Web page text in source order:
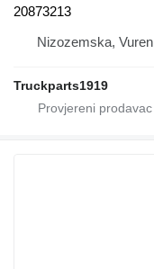
20873213
Nizozemska, Vuren
Truckparts1919